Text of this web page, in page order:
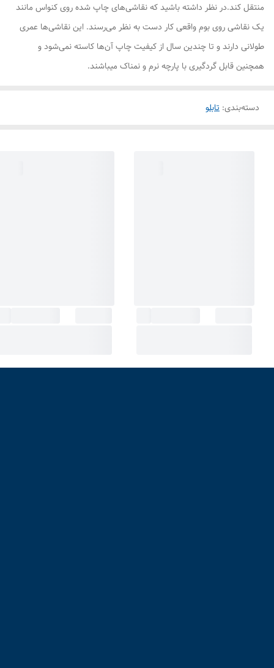
منتقل کند.در نظر داشته باشید که نقاشی‌های چاپ شده روی کنواس مانند
یک نقاشی روی بوم واقعی کار دست به نظر می‌رسند. این نقاشی‌ها عمری
طولانی دارند و تا چندین سال از کیفیت چاپ آن‌ها کاسته نمی‌شود و
همچنین قابل گردگیری با پارچه نرم و نمناک میباشند.
دسته‌بندی: تابلو